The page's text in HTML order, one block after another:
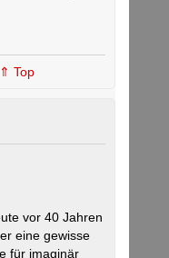
⇑ Top
vor 40 Jahren
eine gewisse
für imaginär